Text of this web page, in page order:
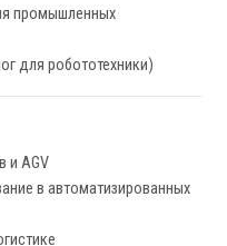
промышленных
для робототехники)
и AGV
в автоматизированных